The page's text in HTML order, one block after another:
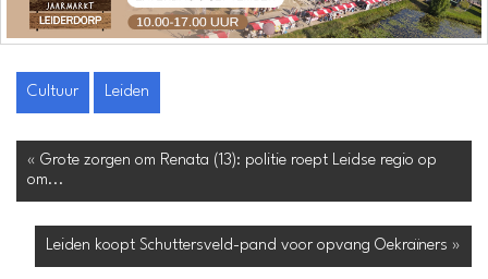
Cultuur Leiden
« Grote zorgen om Renata (13): politie roept Leidse regio op
om...
Leiden koopt Schuttersveld-pand voor opvang Oekraïners »